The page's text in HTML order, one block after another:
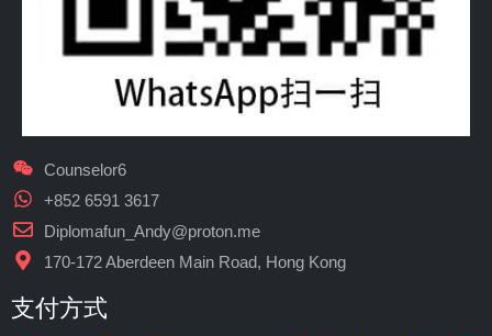
Counselor6
+852 6591 3617
Diplomafun_Andy@proton.me
170-172 Aberdeen Main Road, Hong Kong
支付方式